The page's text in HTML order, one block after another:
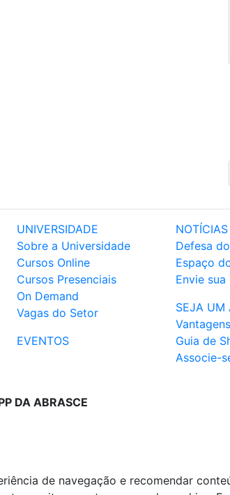
UNIVERSIDADE
Sobre a Universidade
Cursos Online
Cursos Presenciais
On Demand
Vagas do Setor
EVENTOS
NOTÍCIAS
Defesa
Espaço
Envie
SEJA UM
Vantagens
Guia de
Associe-
DA ABRASCE
de navegação e recomendar